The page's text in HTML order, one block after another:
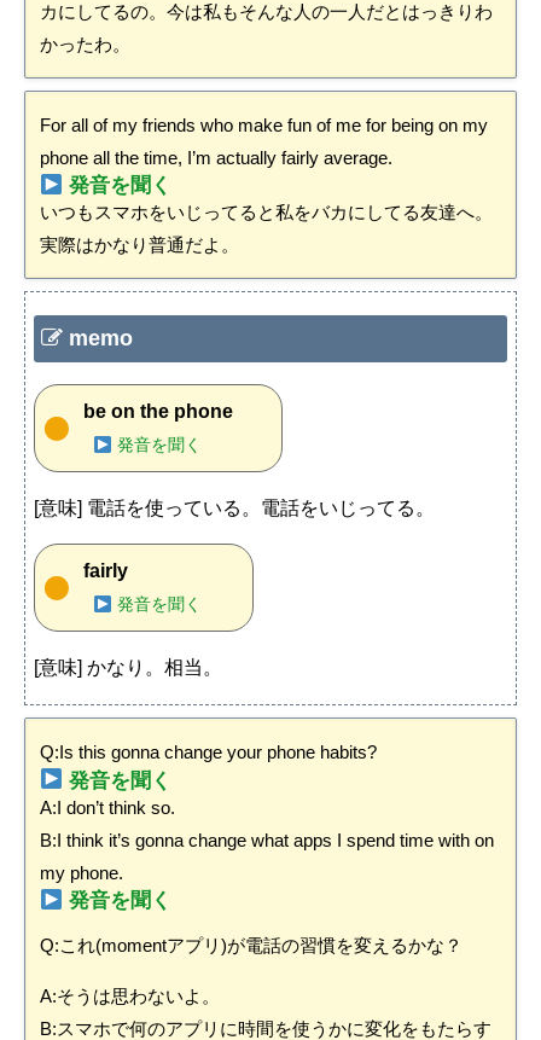
カにしてるの。今は私もそんな人の一人だとはっきりわ
かったわ。
For all of my friends who make fun of me for being on my
phone all the time, I’m actually fairly average.
発音を聞く
いつもスマホをいじってると私をバカにしてる友達へ。
実際はかなり普通だよ。
memo
be on the phone
発音を聞く
[意味] 電話を使っている。電話をいじってる。
fairly
発音を聞く
[意味] かなり。相当。
Q:Is this gonna change your phone habits?
発音を聞く
A:I don’t think so.
B:I think it’s gonna change what apps I spend time with on
my phone.
発音を聞く
Q:これ(momentアプリ)が電話の習慣を変えるかな？
A:そうは思わないよ。
B:スマホで何のアプリに時間を使うかに変化をもたらす